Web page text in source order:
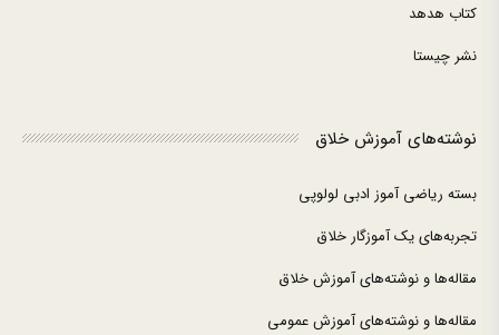
کتاب هدهد
نشر چیستا
نوشته‌های آموزش خلاق
بسته ریاضی آموز ادبی لولوپی
تجربه‌های یک آموزگار خلاق
مقاله‌ها و نوشته‌های آموزش خلاق
مقاله‌ها و نوشته‌های آموزش عمومی